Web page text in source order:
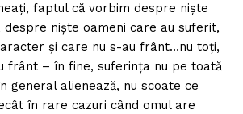
faptul că vorbim despre niște
despre niște oameni care au suferit,
și care nu s-au frânt…nu toți,
frânt – în fine, suferința nu pe toată
general alienează, nu scoate ce
în rare cazuri când omul are